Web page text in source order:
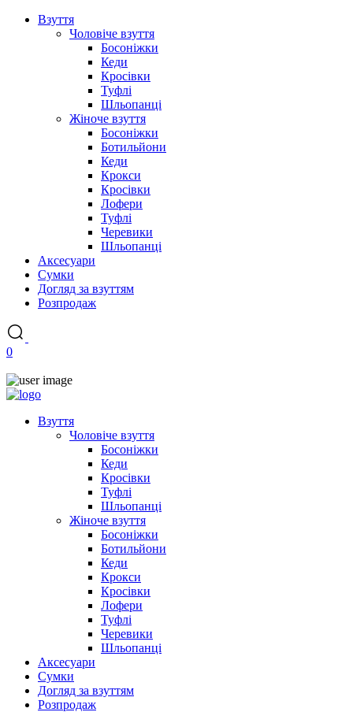
Взуття
Чоловіче взуття
Босоніжки
Кеди
Кросівки
Туфлі
Шльопанці
Жіноче взуття
Босоніжки
Ботильйони
Кеди
Крокси
Кросівки
Лофери
Туфлі
Черевики
Шльопанці
Аксесуари
Сумки
Догляд за взуттям
Розпродаж
0
Взуття
Чоловіче взуття
Босоніжки
Кеди
Кросівки
Туфлі
Шльопанці
Жіноче взуття
Босоніжки
Ботильйони
Кеди
Крокси
Кросівки
Лофери
Туфлі
Черевики
Шльопанці
Аксесуари
Сумки
Догляд за взуттям
Розпродаж